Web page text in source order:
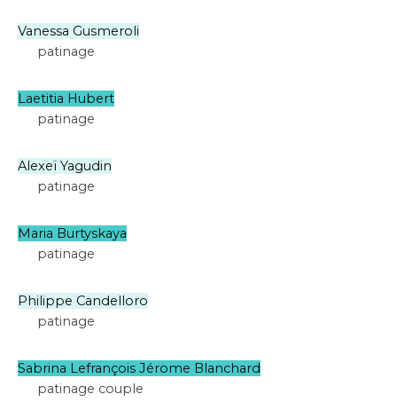
Vanessa Gusmeroli
patinage
Laetitia Hubert
patinage
Alexeï Yagudin
patinage
Maria Burtyskaya
patinage
Philippe Candelloro
patinage
Sabrina Lefrançois Jérome Blanchard
patinage couple